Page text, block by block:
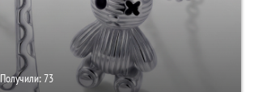
Получили:73